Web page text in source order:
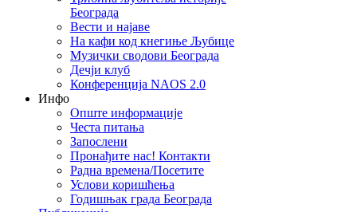
Београда
Beсти и најаве
На кафи код кнегиње Љубице
Музички сводови Београда
Дечји клуб
Конференција NAOS 2.0
Инфо
Опште информације
Честа питања
Запослени
Пронађите нас! Контакти
Радна времена/Посетите
Услови коришћења
Годишњак града Београда